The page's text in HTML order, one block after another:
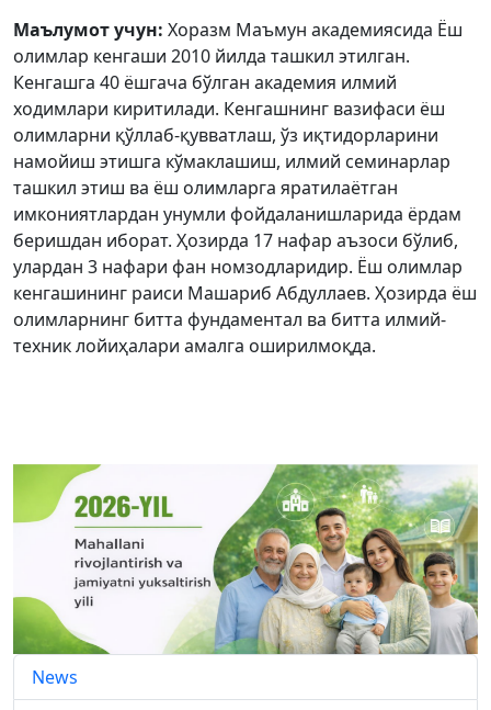
Маълумот учун: Хоразм Маъмун академиясида Ёш
олимлар кенгаши 2010 йилда ташкил этилган.
Кенгашга 40 ёшгача бўлган академия илмий
ходимлари киритилади. Кенгашнинг вазифаси ёш
олимларни қўллаб-қувватлаш, ўз иқтидорларини
намойиш этишга кўмаклашиш, илмий семинарлар
ташкил этиш ва ёш олимларга яратилаётган
имкониятлардан унумли фойдаланишларида ёрдам
беришдан иборат. Ҳозирда 17 нафар аъзоси бўлиб,
улардан 3 нафари фан номзодларидир. Ёш олимлар
кенгашининг раиси Машариб Абдуллаев. Ҳозирда ёш
олимларнинг битта фундаментал ва битта илмий-
техник лойиҳалари амалга оширилмоқда.
News